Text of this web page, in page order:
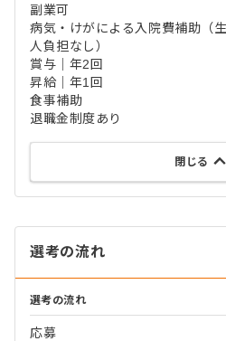
副業可
病気・けがによる入院費補助（
人負担なし）
賞与｜年2回
昇給｜年1回
食事補助
退職金制度あり
閉じる
選考の流れ
選考の流れ
応募